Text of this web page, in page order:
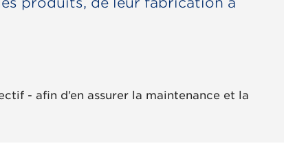
- aﬁn d’en assurer la maintenance et la